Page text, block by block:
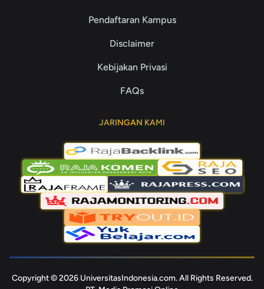
Pendaftaran Kampus
Disclaimer
Kebijakan Privasi
FAQs
JARINGAN KAMI
Copyright © 2026 UniversitasIndonesia.com. All Rights Reserved.